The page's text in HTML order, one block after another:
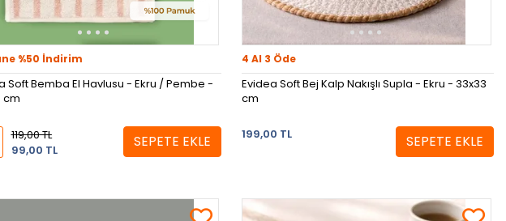
%50 İndirim
Soft Bemba El Havlusu - Ekru / Pembe -
cm
119,00 TL
99,00 TL
SEPETE EKLE
4 Al 3 Öde
Evidea Soft Bej Kalp Nakışlı Supla - Ekru - 33x33
cm
199,00 TL SEPETE EKLE